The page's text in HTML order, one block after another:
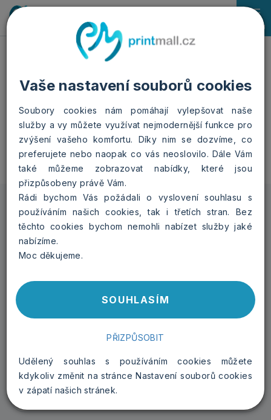
Vaše nastavení souborů cookies
Soubory cookies nám pomáhají vylepšovat naše
služby a vy můžete využívat nejmodernější funkce pro
zvýšení vašeho komfortu. Díky nim se dozvíme, co
preferujete nebo naopak co vás neoslovilo. Dále Vám
také můžeme zobrazovat nabídky, které jsou
přizpůsobeny právě Vám.
Rádi bychom Vás požádali o vyslovení souhlasu s
používáním našich cookies, tak i třetích stran. Bez
těchto cookies bychom nemohli nabízet služby jaké
nabízíme.
Moc děkujeme.
SOUHLASÍM
PŘIZPŮSOBIT
Udělený souhlas s používáním cookies můžete
kdykoliv změnit na stránce Nastavení souborů cookies
v zápatí našich stránek.
Menu
Fotokalendáře
Nástěnný měsíční -
Flower
Vyberte formát
Kalendárium
Počáteční měsíc